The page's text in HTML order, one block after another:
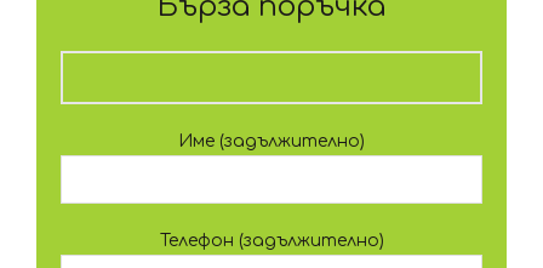
Бърза поръчка
Име (задължително)
Телефон (задължително)